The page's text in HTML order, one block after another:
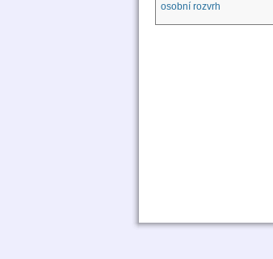
osobní rozvrh